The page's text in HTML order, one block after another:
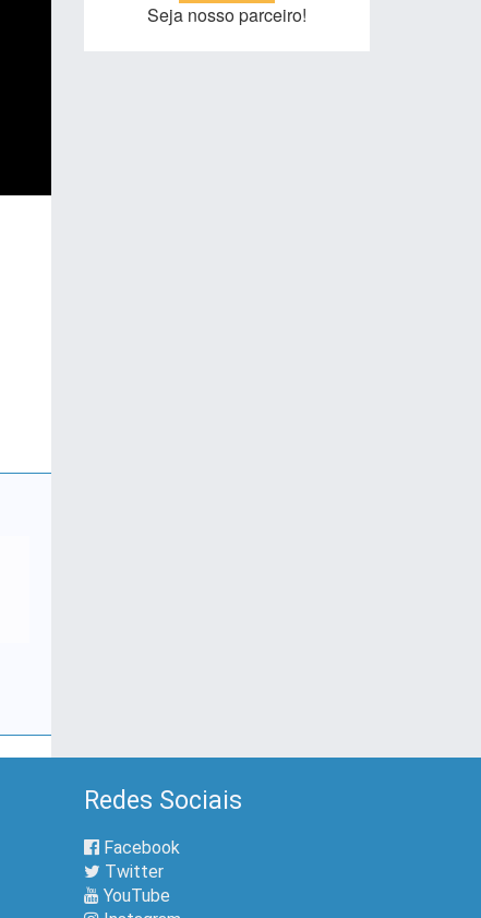
Seja nosso parceiro!
Redes Sociais
Facebook
Twitter
YouTube